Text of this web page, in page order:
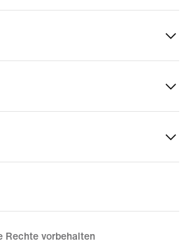
Rechte vorbehalten